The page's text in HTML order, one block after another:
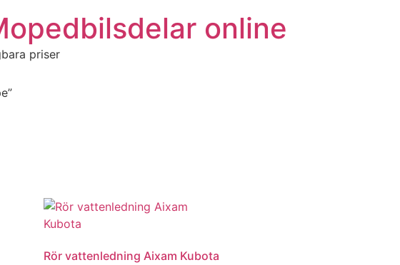
online
priser
Rör vattenledning Aixam Kubota